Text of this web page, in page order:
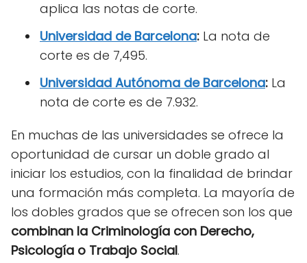
aplica las notas de corte.
Universidad de Barcelona: La nota de
corte es de 7,495.
Universidad Autónoma de Barcelona: La
nota de corte es de 7.932.
En muchas de las universidades se ofrece la
oportunidad de cursar un doble grado al
iniciar los estudios, con la finalidad de brindar
una formación más completa. La mayoría de
los dobles grados que se ofrecen son los que
combinan la Criminología con Derecho,
Psicología o Trabajo Social.